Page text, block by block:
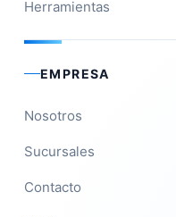
Herramientas
EMPRESA
Nosotros
Sucursales
Contacto